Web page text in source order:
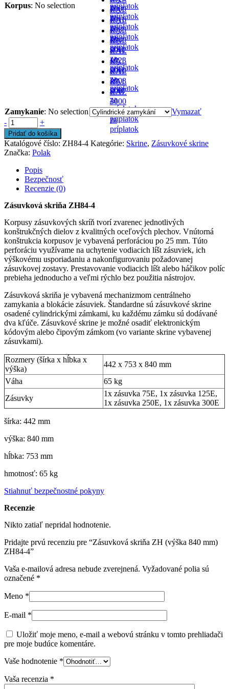
Korpus: No selection
príplatok
za
príplatok
-
za
príplatok
7000
-
za
príplatok
RAL
7016
-
za
príplatok
RAL
7035
- v
cene
RAL
7040
-
za
príplatok
RAL
5012
- v
cene
RAL
1023
-
za
príplatok
RAL
5010
- v
cene
RAL
2008
-
za
príplatok
RAL
5007
-
za
príplatok
RAL
3000
-
za
príplatok
Zamykanie: No selection
Vymazať
-
+
Pridať do košíka
Katalógové číslo: ZH84-4 Kategórie: Skrine, Zásuvkové skrine
Značka: Polak
Popis
Bezpečnosť
Recenzie (0)
Zásuvková skriňa ZH84-4
Korpusy zásuvkových skríň tvorí zvarenec jednotlivých
konštrukčných dielov z kvalitných oceľových plechov. Vnútorná
konštrukcia korpusov je vybavená perforáciou po 25 mm. Túto
perforáciu využívame na uchytenie vodiacich líšt zásuviek, ich
výškovému usporiadaniu a nakonfigurovaniu požadovanej
zásuvkovej zostavy. Prestavovanie vodiacich líšt alebo háčikov políc
prebieha jednoducho a veľmi rýchlo bez použitia nástrojov.
Zásuvková skriňa je vybavená mechanizmom centrálneho
zamykania a blokácie zásuviek. Štandardne sú zásuvkové skrine
osadené cylindrickými zámkami, ku každému zámku sú dodávané
dva kľúče. Zásuvkové skrine je možné osadiť elektronickým
kódovým alebo čipovým zámkom (vo variante skrine vybavenej
zásuvkami).
Rozmery (šírka x hĺbka x
výška)
442 x 753 x 840 mm
Váha
65 kg
Zásuvky
1x zásuvka 75E, 1x zásuvka 125E,
1x zásuvka 250E, 1x zásuvka 300E
šírka: 442 mm
výška: 840 mm
hĺbka: 753 mm
hmotnosť: 65 kg
Stiahnuť bezpečnostné pokyny
Recenzie
Nikto zatiaľ nepridal hodnotenie.
Pridajte prvú recenziu pre “Zásuvková skriňa ZH (výška 840 mm)
ZH84-4”
Vaša e-mailová adresa nebude zverejnená. Vyžadované polia sú
označené *
Meno *
E-mail *
Uložiť moje meno, e-mail a webovú stránku v tomto prehliadači
pre moje budúce komentáre.
Vaše hodnotenie *
Vaša recenzia *